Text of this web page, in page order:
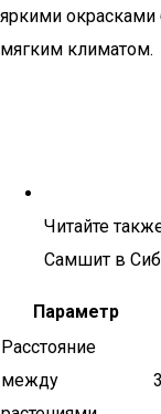
яркими окрасками
мягким климатом.
Читайте
Самшит в
Параметр
Расстояние
между